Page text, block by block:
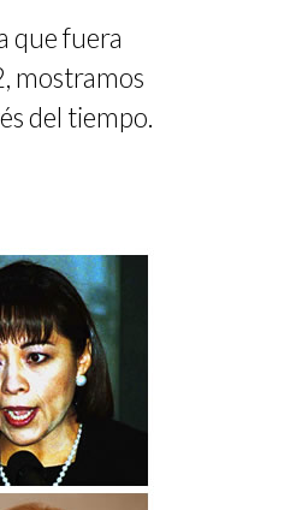
que fuera
mostramos
del tiempo.